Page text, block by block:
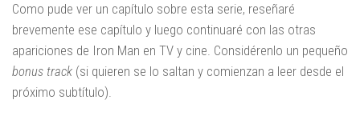
Como pude ver un capítulo sobre esta serie, reseñaré
brevemente ese capítulo y luego continuaré con las otras
apariciones de Iron Man en TV y cine. Considérenlo un pequeño
bonus track (si quieren se lo saltan y comienzan a leer desde el
próximo subtítulo).